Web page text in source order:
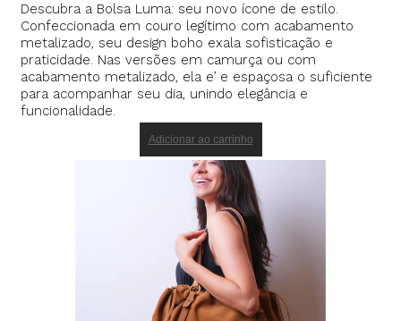
Descubra a Bolsa Luma: seu novo ícone de estilo.
Confeccionada em couro legítimo com acabamento
metalizado, seu design boho exala sofisticação e
praticidade. Nas versões em camurça ou com
acabamento metalizado, ela e’ e espaçosa o suficiente
para acompanhar seu dia, unindo elegância e
funcionalidade.
Adicionar ao carrinho